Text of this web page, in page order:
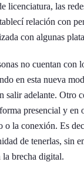
licenciatura, las
relación con
con algunas
no cuentan con
en esta nueva
salir adelante. Otro
presencial y en
la conexión. Es
de tenerlas, sin
la brecha digital.